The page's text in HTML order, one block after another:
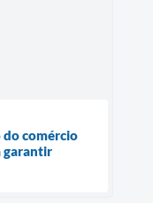
comércio
garantir